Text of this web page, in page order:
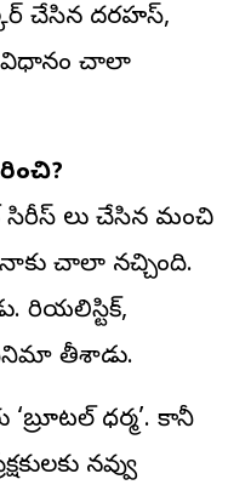
చేసిన దరహస్,
విధానం చాలా
సిరీస్‌ లు చేసిన మంచి
నాకు చాలా నచ్చింది.
రియలిస్టిక్,
తీశాడు.
ధర్మ’. కానీ
నవ్వు